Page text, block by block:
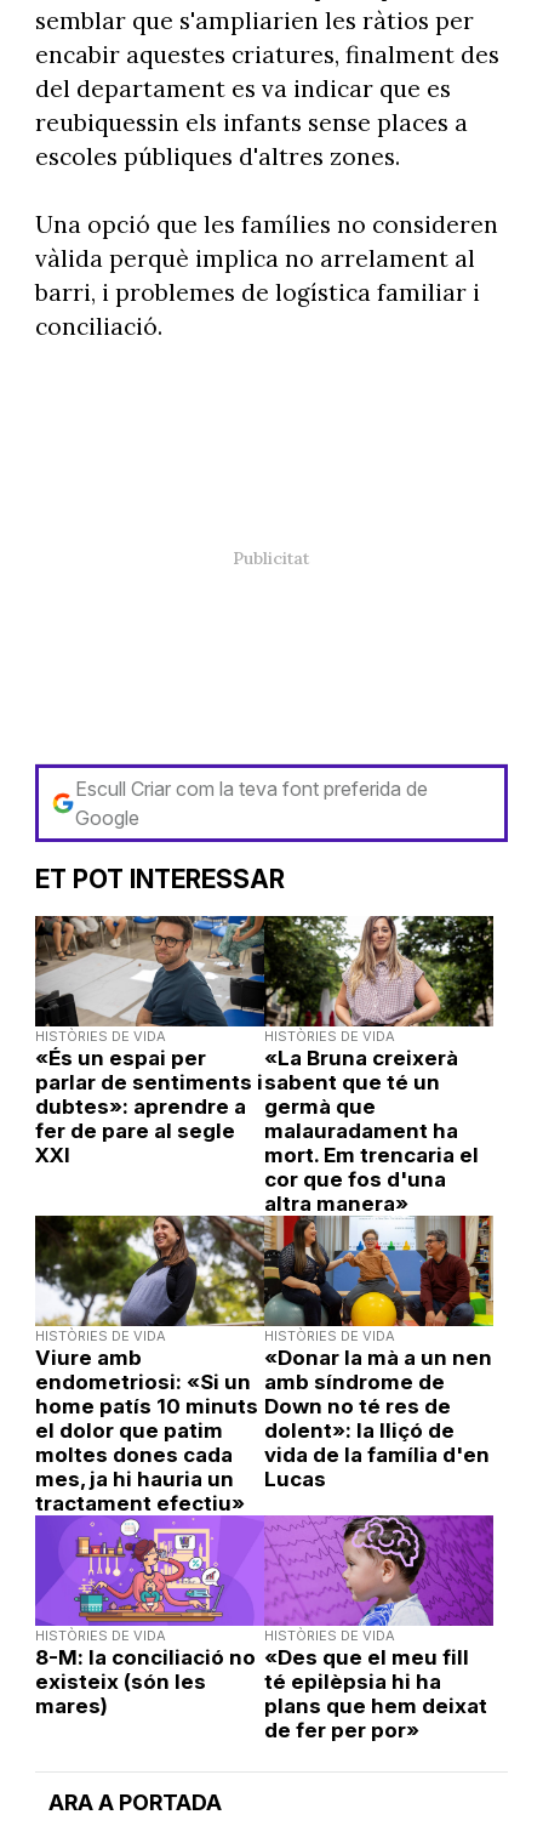
ARA A PORTADA
semblar que s'ampliarien les ràtios per
encabir aquestes criatures, finalment des
del departament es va indicar que es
reubiquessin els infants sense places a
escoles públiques d'altres zones.
Una opció que les famílies no consideren
vàlida perquè implica no arrelament al
barri, i problemes de logística familiar i
conciliació.
Escull Criar com la teva font preferida de
Google
ET POT INTERESSAR
HISTÒRIES DE VIDA
«És un espai per
parlar de sentiments i
dubtes»: aprendre a
fer de pare al segle
XXI
HISTÒRIES DE VIDA
«La Bruna creixerà
sabent que té un
germà que
malauradament ha
mort. Em trencaria el
cor que fos d'una
altra manera»
HISTÒRIES DE VIDA
Viure amb
endometriosi: «Si un
home patís 10 minuts
el dolor que patim
moltes dones cada
mes, ja hi hauria un
tractament efectiu»
HISTÒRIES DE VIDA
«Donar la mà a un nen
amb síndrome de
Down no té res de
dolent»: la lliçó de
vida de la família d'en
Lucas
HISTÒRIES DE VIDA
8-M: la conciliació no
existeix (són les
mares)
HISTÒRIES DE VIDA
«Des que el meu fill
té epilèpsia hi ha
plans que hem deixat
de fer per por»